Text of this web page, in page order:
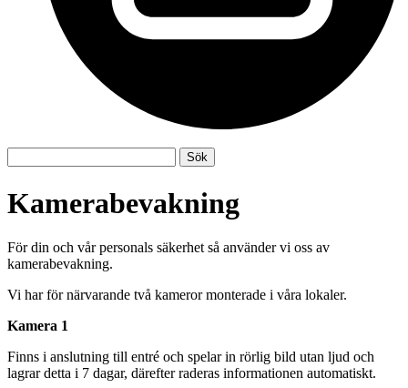
efter:
Sök
Kamerabevakning
För din och vår personals säkerhet så använder vi oss av
kamerabevakning.
Vi har för närvarande två kameror monterade i våra lokaler.
Kamera 1
Finns i anslutning till entré och spelar in rörlig bild utan ljud och
lagrar detta i 7 dagar, därefter raderas informationen automatiskt.